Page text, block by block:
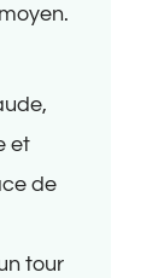
et
de
tour